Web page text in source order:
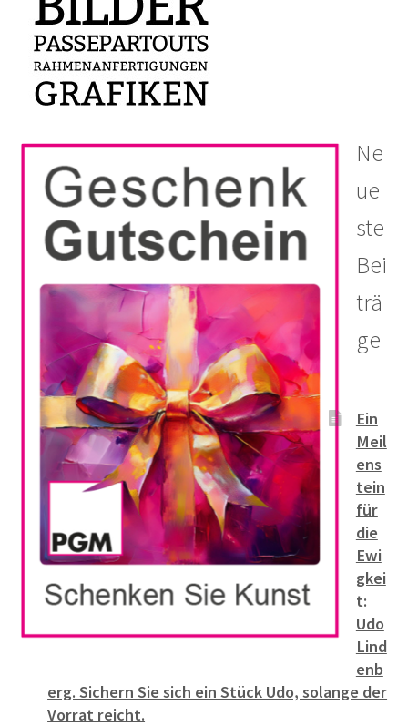
Ne
ue
ste
Bei
trä
ge
Ein
Meil
ens
tein
für
die
Ewi
gkei
t:
Udo
Lind
enb
erg. Sichern Sie sich ein Stück Udo, solange der
Vorrat reicht.